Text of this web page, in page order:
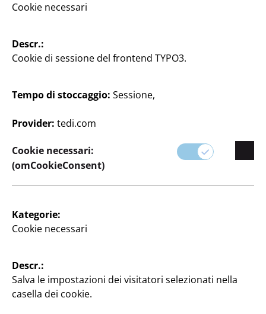
Filtro
13 articolo
Pet Shop
pulire, Ø ca. 17 cm, 550
ml, diversi colori
cad.
Cookie necessari
Descr.:
Cookie di sessione del frontend TYPO3.
Tempo di stoccaggio: Sessione,
Provider: tedi.com
Cookie necessari:
(omCookieConsent)
Kategorie:
Cookie necessari
Descr.:
Salva le impostazioni dei visitatori selezionati nella
casella dei cookie.